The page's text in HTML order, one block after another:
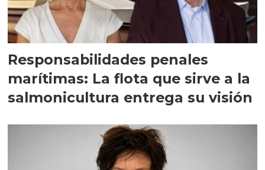
Responsabilidades penales
marítimas: La flota que sirve a la
salmonicultura entrega su visión